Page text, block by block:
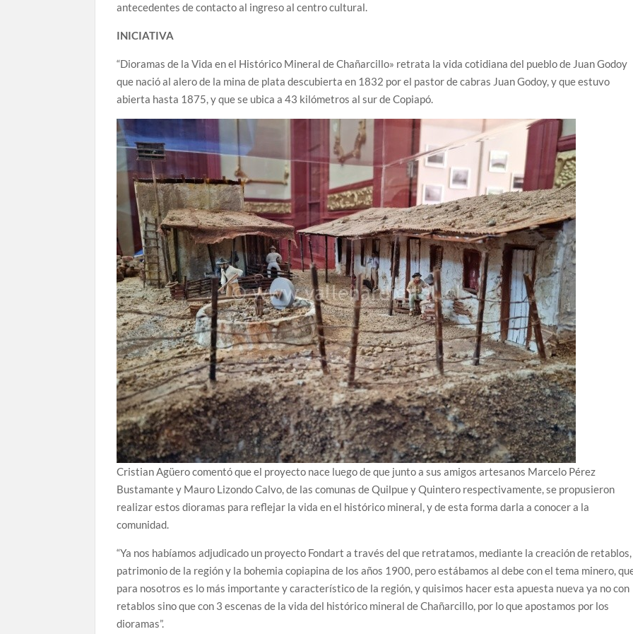
antecedentes de contacto al ingreso al centro cultural.
INICIATIVA
“Dioramas de la Vida en el Histórico Mineral de Chañarcillo» retrata la vida cotidiana del pueblo de Juan Godoy
que nació al alero de la mina de plata descubierta en 1832 por el pastor de cabras Juan Godoy, y que estuvo
abierta hasta 1875, y que se ubica a 43 kilómetros al sur de Copiapó.
Cristian Agüero comentó que el proyecto nace luego de que junto a sus amigos artesanos Marcelo Pérez
Bustamante y Mauro Lizondo Calvo, de las comunas de Quilpue y Quintero respectivamente, se propusieron
realizar estos dioramas para reflejar la vida en el histórico mineral, y de esta forma darla a conocer a la
comunidad.
“Ya nos habíamos adjudicado un proyecto Fondart a través del que retratamos, mediante la creación de
patrimonio de la región y la bohemia copiapina de los años 1900, pero estábamos al debe con el tema minero,
para nosotros es lo más importante y característico de la región, y quisimos hacer esta apuesta nueva ya no con
retablos sino que con 3 escenas de la vida del histórico mineral de Chañarcillo, por lo que apostamos por los
dioramas”.